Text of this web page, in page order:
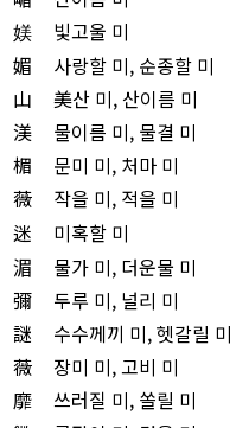
媄
빛고울 미
媚
사랑할 미, 순종할 미
山
美산 미, 산이름 미
渼
물이름 미, 물결 미
楣
문미 미, 처마 미
薇
작을 미, 적을 미
迷
미혹할 미
湄
물가 미, 더운물 미
彌
두루 미, 널리 미
謎
수수께끼 미, 헷갈릴 미
薇
장미 미, 고비 미
靡
쓰러질 미, 쏠릴 미